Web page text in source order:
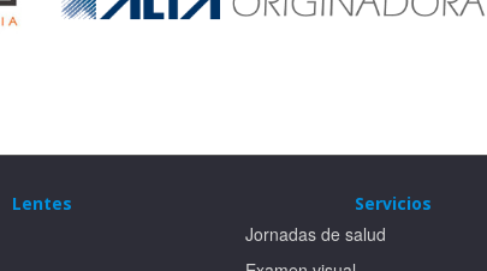
Lentes Servicios
Pie
Jornadas de salud